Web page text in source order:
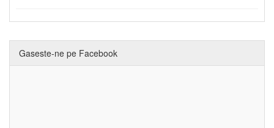
Gaseste-ne pe Facebook